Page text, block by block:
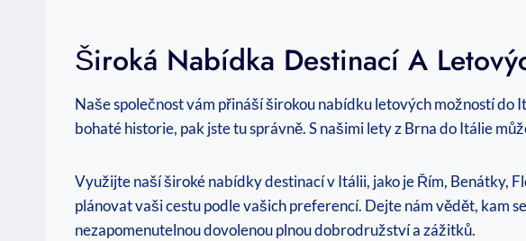
Široká Nabídka Destinací A
Naše společnost vám přináší širokou nabídku letových možností do
bohaté historie, pak jste tu správně. S našimi lety z Brna do Itálie
Využijte naší široké nabídky destinací v Itálii, jako je Řím, Benátky,
plánovat vaši cestu podle vašich preferencí. Dejte nám vědět, kam
nezapomenutelnou dovolenou plnou dobrodružství a zážitků.